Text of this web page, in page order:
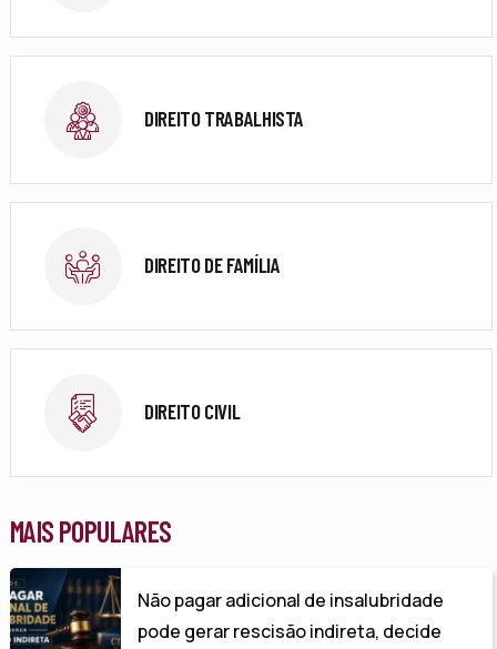
DIREITO TRABALHISTA
DIREITO DE FAMÍLIA
DIREITO CIVIL
MAIS POPULARES
Não pagar adicional de insalubridade
pode gerar rescisão indireta, decide